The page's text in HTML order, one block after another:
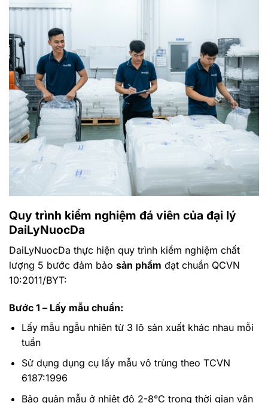
Quy trình kiểm nghiệm đá viên của đại lý
DaiLyNuocDa
DaiLyNuocDa thực hiện quy trình kiểm nghiệm chất
lượng 5 bước đảm bảo sản phẩm đạt chuẩn QCVN
10:2011/BYT:
Bước 1 – Lấy mẫu chuẩn:
Lấy mẫu ngẫu nhiên từ 3 lô sản xuất khác nhau mỗi
tuần
Sử dụng dụng cụ lấy mẫu vô trùng theo TCVN
6187:1996
Bảo quản mẫu ở nhiệt độ 2-8°C trong thời gian vận